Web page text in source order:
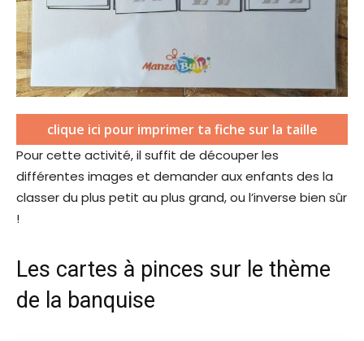
clique ici pour imprimer ta fiche sur la taille
Pour cette activité, il suffit de découper les
différentes images et demander aux enfants des la
classer du plus petit au plus grand, ou l’inverse bien sûr
!
Les cartes à pinces sur le thème
de la banquise